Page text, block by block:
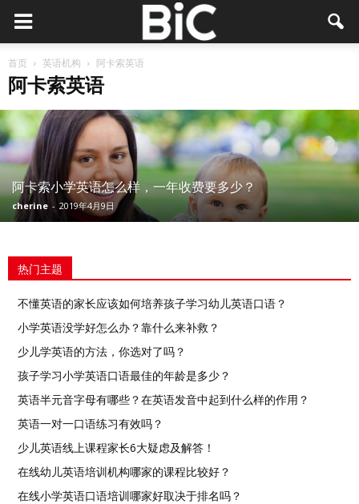
首页 英语机构 阿卡索英语
阿卡索英语
阿卡索小学英语怎么样，一年收费要多少？
cherine - 2019年4月9日
热门主题
不懂英语的家长应该如何培养孩子学习幼儿英语口语？
小学英语没学好怎么办？靠什么来补救？
少儿学英语的方法，你选对了吗？
孩子学习小学英语口语最佳的年龄是多少？
英语半元音字母有哪些？在英语发音中起到什么样的作用？
英语一对一口语练习有效吗？
少儿英语线上课程家长6大疑虑及解答！
在线幼儿英语培训机构哪家的课程比较好？
在线小学英语口语培训哪家好取决于排名吗？